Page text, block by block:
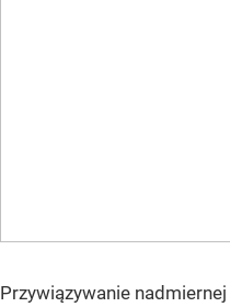
Przywiązywanie